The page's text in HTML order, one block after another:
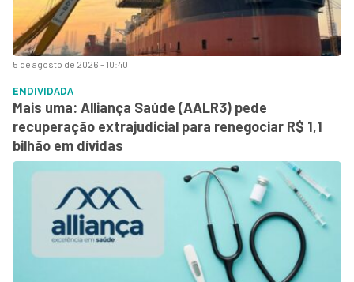
5 de agosto de 2026 - 10:40
ENDIVIDADA
Mais uma: Alliança Saúde (AALR3) pede
recuperação extrajudicial para renegociar R$ 1,1
bilhão em dívidas